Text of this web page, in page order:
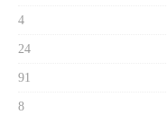
4
24
91
8